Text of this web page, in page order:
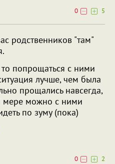
0
5
родственников "там"
попрощаться с ними
лучше, чем была
прощались навсегда,
мере можно с ними
по зуму (пока)
0
2